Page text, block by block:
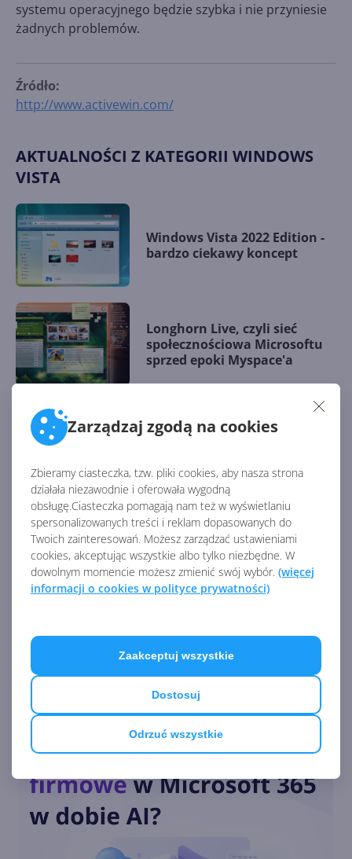
Zarządzaj zgodą na cookies
Zbieramy ciasteczka, tzw. pliki cookies, aby nasza strona
działała niezawodnie i oferowała wygodną
obsługę.Ciasteczka pomagają nam też w wyświetlaniu
spersonalizowanych treści i reklam dopasowanych do
Twoich zainteresowań. Możesz zarządzać ustawieniami
cookies, akceptując wszystkie albo tylko niezbędne. W
dowolnym momencie możesz zmienić swój wybór. (więcej
informacji o cookies w polityce prywatności)
Odrzuć wszystkie
Dostosuj
Zaakceptuj wszystkie
systemu operacyjnego będzie szybka i nie przyniesie
żadnych problemów.
Źródło:
http://www.activewin.com/
AKTUALNOŚCI Z KATEGORII WINDOWS
VISTA
Windows Vista 2022 Edition -
bardzo ciekawy koncept
Longhorn Live, czyli sieć
społecznościowa Microsoftu
sprzed epoki Myspace'a
Niesamowity ekran
wyglądać Vista!
Tak wyglądał prototyp Aero w
Windows Longhorn z 2003
roku
wygasił wsparcie dla Windows
Vista
przez Microsoft kończy swój
żywot
wsparcia dla Windows Vista